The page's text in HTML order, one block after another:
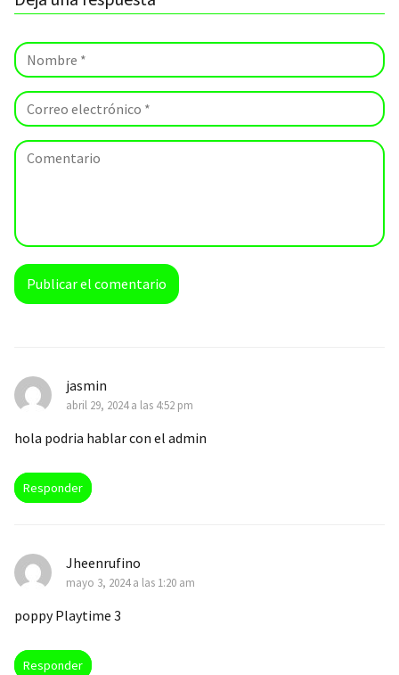
jasmin
abril 29, 2024 a las 4:52 pm
hola podria hablar con el admin
Responder
Jheenrufino
mayo 3, 2024 a las 1:20 am
poppy Playtime 3
Responder